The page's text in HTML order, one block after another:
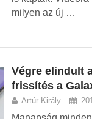
milyen az új …
Végre elindult
frissítés a
Artúr Király